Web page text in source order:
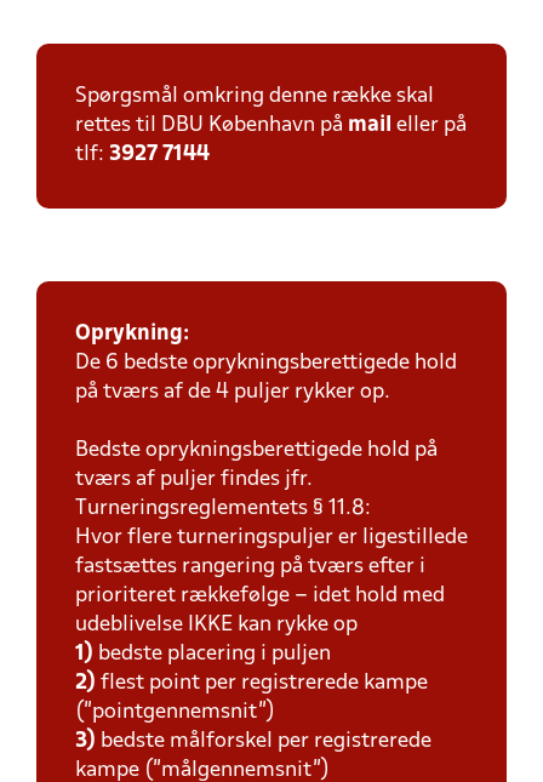
Spørgsmål omkring denne række skal
rettes til DBU København på mail eller på
tlf: 3927 7144
Oprykning:
De 6 bedste oprykningsberettigede hold
på tværs af de 4 puljer rykker op.
Bedste oprykningsberettigede hold på
tværs af puljer findes jfr.
Turneringsreglementets § 11.8:
Hvor flere turneringspuljer er ligestillede
fastsættes rangering på tværs efter i
prioriteret rækkefølge – idet hold med
udeblivelse IKKE kan rykke op
1) bedste placering i puljen
2) flest point per registrerede kampe
(”pointgennemsnit”)
3) bedste målforskel per registrerede
kampe (”målgennemsnit”)